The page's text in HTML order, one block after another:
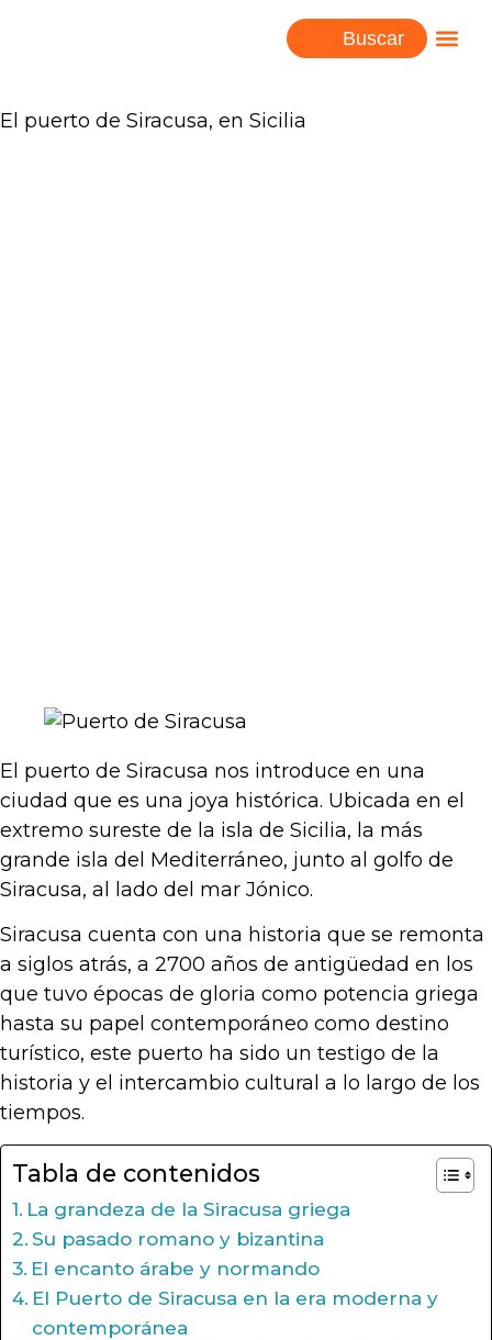
Buscar
El puerto de Siracusa, en Sicilia
El puerto de Siracusa nos introduce en una
ciudad que es una joya histórica. Ubicada en el
extremo sureste de la isla de Sicilia, la más
grande isla del Mediterráneo, junto al golfo de
Siracusa, al lado del mar Jónico.
Siracusa cuenta con una historia que se remonta
a siglos atrás, a 2700 años de antigüedad en los
que tuvo épocas de gloria como potencia griega
hasta su papel contemporáneo como destino
turístico, este puerto ha sido un testigo de la
historia y el intercambio cultural a lo largo de los
tiempos.
Tabla de contenidos
La grandeza de la Siracusa griega
Su pasado romano y bizantina
El encanto árabe y normando
El Puerto de Siracusa en la era moderna y
contemporánea